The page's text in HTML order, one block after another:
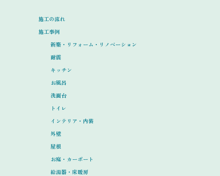
施工の流れ
施工事例
新築・リフォーム・リノベーション
耐震
キッチン
お風呂
洗面台
トイレ
インテリア・内装
外壁
屋根
お庭・カーポート
給湯器・床暖房